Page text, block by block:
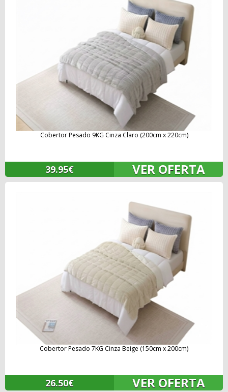
Cobertor Pesado 9KG Cinza Claro (200cm x 220cm)
39.95€ VER OFERTA
Cobertor Pesado 7KG Cinza Beige (150cm x 200cm)
26.50€ VER OFERTA